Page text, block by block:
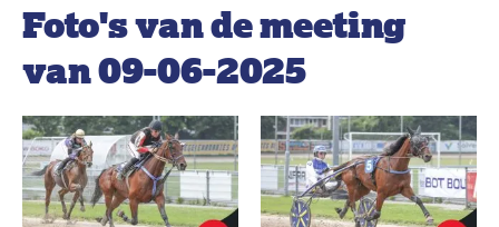
Foto's van de meeting
van 09-06-2025